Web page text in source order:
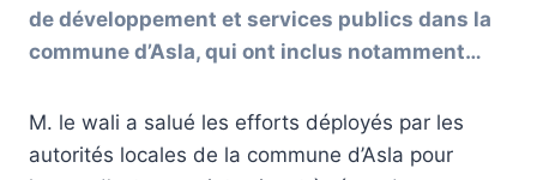
de développement et services publics dans la
commune d’Asla, qui ont inclus notamment…
M. le wali a salué les efforts déployés par les
autorités locales de la commune d’Asla pour